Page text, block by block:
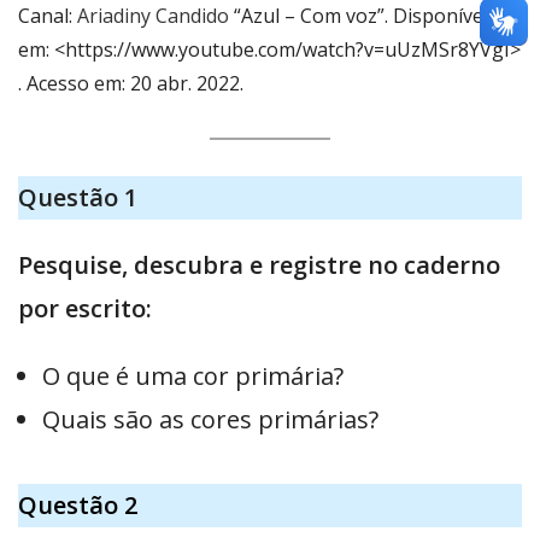
Canal: Ariadiny Candido “Azul – Com voz”. Disponível
em: <https://www.youtube.com/watch?v=uUzMSr8YVgI>
. Acesso em: 20 abr. 2022.
Questão 1
Pesquise, descubra e registre no caderno
por escrito:
O que é uma cor primária?
Quais são as cores primárias?
Questão 2